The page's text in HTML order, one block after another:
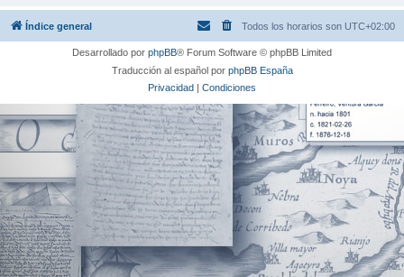
Índice general Todos los horarios son UTC+02:00
Desarrollado por phpBB® Forum Software © phpBB Limited
Traducción al español por phpBB España
Privacidad | Condiciones